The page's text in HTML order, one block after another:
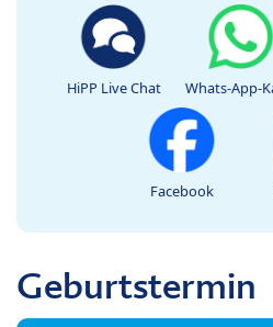
HiPP Live Chat Whats-App-
Facebook
Geburtstermin